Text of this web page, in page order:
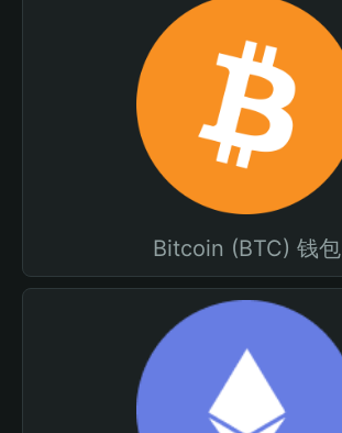
Bitcoin (BTC) 钱包